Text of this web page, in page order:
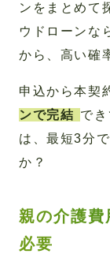
ンをまとめて
ウドローンな
から、高い確
申込から本契
ンで完結 で
は、最短3分
か？
親の介護
必要